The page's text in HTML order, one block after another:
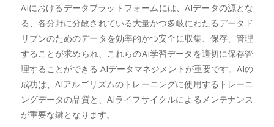
AIにおけるデータプラットフォームには、AIデータの源とな
る、各分野に分散されている大量かつ多岐にわたるデータド
リブンのためのデータを効率的かつ安全に収集、保存、管理
することが求められ、これらのAI学習データを適切に保存管
理することができる AIデータマネジメントが重要です。AIの
成功は、AIアルゴリズムのトレーニングに使用するトレーニ
ングデータの品質と、AIライフサイクルによるメンテナンス
が重要な鍵となります。